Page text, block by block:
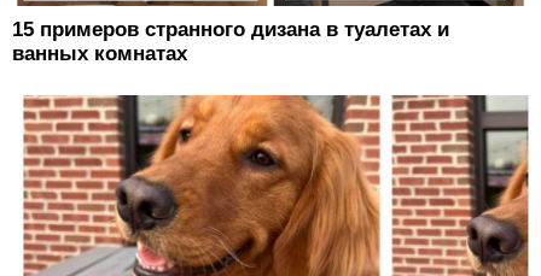
15 примеров странного дизана в туалетах и
ванных комнатах